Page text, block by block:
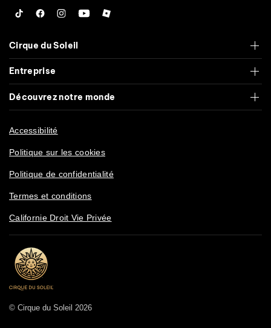
TiktokFacebook
Instagram
YouTubeRoblox
Cirque du Soleil
Entreprise
Découvrez notre monde
Accessibilité
Politique sur les cookies
Politique de confidentialité
Termes et conditions
Californie Droit Vie Privée
© Cirque du Soleil 2026